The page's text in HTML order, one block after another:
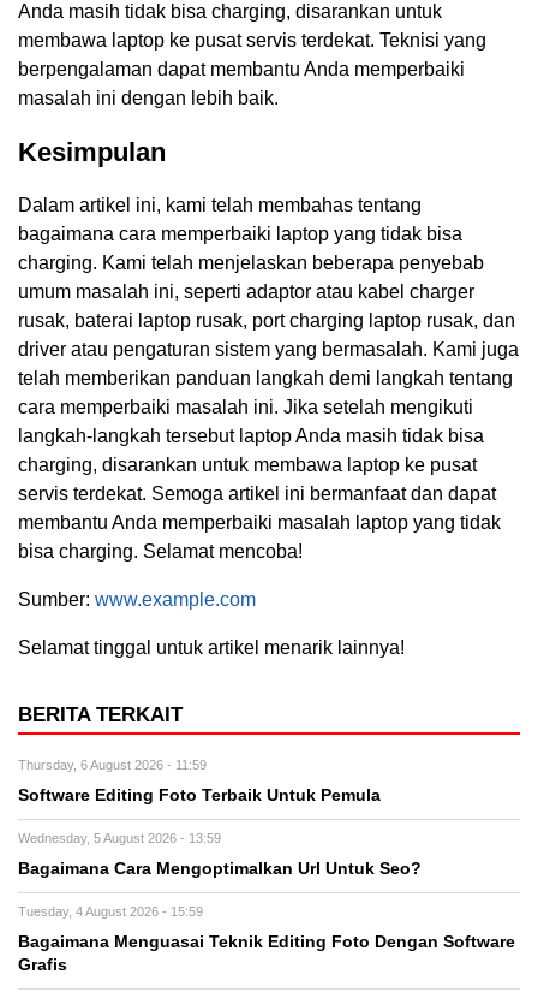
Anda masih tidak bisa charging, disarankan untuk
membawa laptop ke pusat servis terdekat. Teknisi yang
berpengalaman dapat membantu Anda memperbaiki
masalah ini dengan lebih baik.
Kesimpulan
Dalam artikel ini, kami telah membahas tentang
bagaimana cara memperbaiki laptop yang tidak bisa
charging. Kami telah menjelaskan beberapa penyebab
umum masalah ini, seperti adaptor atau kabel charger
rusak, baterai laptop rusak, port charging laptop rusak, dan
driver atau pengaturan sistem yang bermasalah. Kami juga
telah memberikan panduan langkah demi langkah tentang
cara memperbaiki masalah ini. Jika setelah mengikuti
langkah-langkah tersebut laptop Anda masih tidak bisa
charging, disarankan untuk membawa laptop ke pusat
servis terdekat. Semoga artikel ini bermanfaat dan dapat
membantu Anda memperbaiki masalah laptop yang tidak
bisa charging. Selamat mencoba!
Sumber: www.example.com
Selamat tinggal untuk artikel menarik lainnya!
BERITA TERKAIT
Thursday, 6 August 2026 - 11:59
Software Editing Foto Terbaik Untuk Pemula
Wednesday, 5 August 2026 - 13:59
Bagaimana Cara Mengoptimalkan Url Untuk Seo?
Tuesday, 4 August 2026 - 15:59
Bagaimana Menguasai Teknik Editing Foto Dengan Software
Grafis